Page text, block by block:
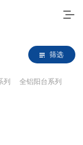
筛选
列 全铝阳台系列